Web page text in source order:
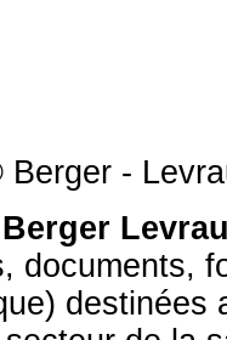
Berger -
documents,
destinées